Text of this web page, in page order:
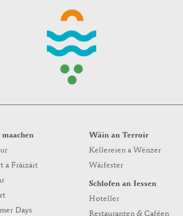
a Fräizäit
Days
Wäin an Terroir
Kellereien a Wënzer
Wäifester
Schlofen an Iessen
Hoteller
Restauranten & Caféen